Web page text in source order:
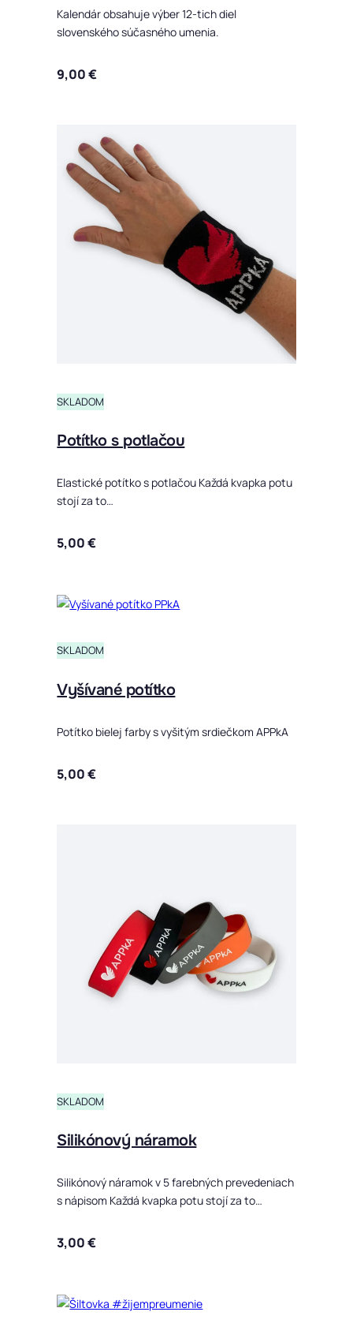
Kalendár obsahuje výber 12-tich diel
slovenského súčasného umenia.
9,00€
SKLADOM
Potítko s potlačou
Elastické potítko s potlačou Každá kvapka potu
stojí za to…
5,00€
SKLADOM
Vyšívané potítko
Potítko bielej farby s vyšitým srdiečkom APPkA
5,00€
SKLADOM
Silikónový náramok
Silikónový náramok v 5 farebných prevedeniach
s nápisom Každá kvapka potu stojí za to…
3,00€